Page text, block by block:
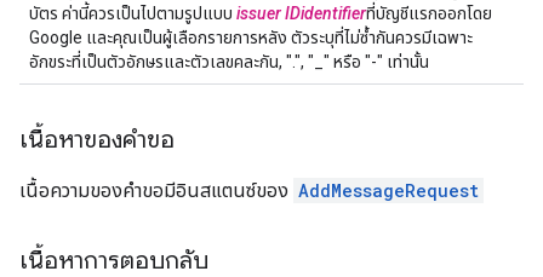
บัตร ค่านี้ควรเป็นไปตามรูปแบบ issuer IDidentifierที่บัญชีแรกออกโดย
Google และคุณเป็นผู้เลือกรายการหลัง ตัวระบุที่ไม่ซ้ำกันควรมีเฉพาะ
อักขระที่เป็นตัวอักษรและตัวเลขคละกัน, ".", "_" หรือ "-" เท่านั้น
เนื้อหาของคำขอ
เนื้อความของคำขอมีอินสแตนซ์ของ AddMessageRequest
เนื้อหาการตอบกลับ